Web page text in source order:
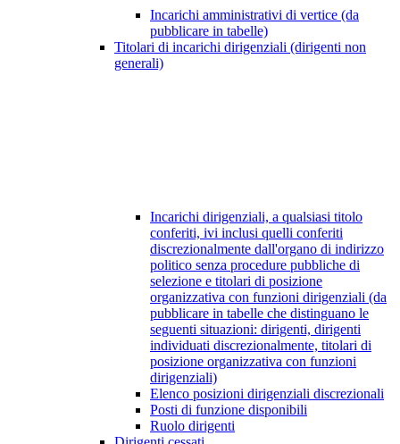
Incarichi amministrativi di vertice (da
pubblicare in tabelle)
Titolari di incarichi dirigenziali (dirigenti non
generali)
Incarichi dirigenziali, a qualsiasi titolo
conferiti, ivi inclusi quelli conferiti
discrezionalmente dall'organo di indirizzo
politico senza procedure pubbliche di
selezione e titolari di posizione
organizzativa con funzioni dirigenziali (da
pubblicare in tabelle che distinguano le
seguenti situazioni: dirigenti, dirigenti
individuati discrezionalmente, titolari di
posizione organizzativa con funzioni
dirigenziali)
Elenco posizioni dirigenziali discrezionali
Posti di funzione disponibili
Ruolo dirigenti